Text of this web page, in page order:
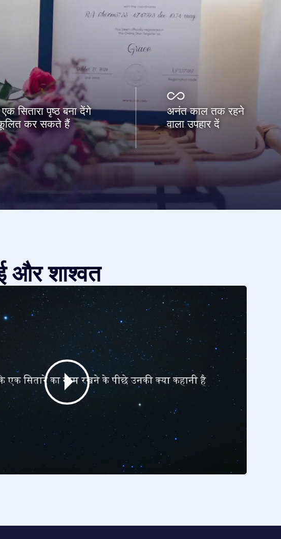
सितारा पृष्ठ बना देंगे
कर सकते हैं
अनंत काल तक रहने
वाला उपहार दें
और शाश्वत